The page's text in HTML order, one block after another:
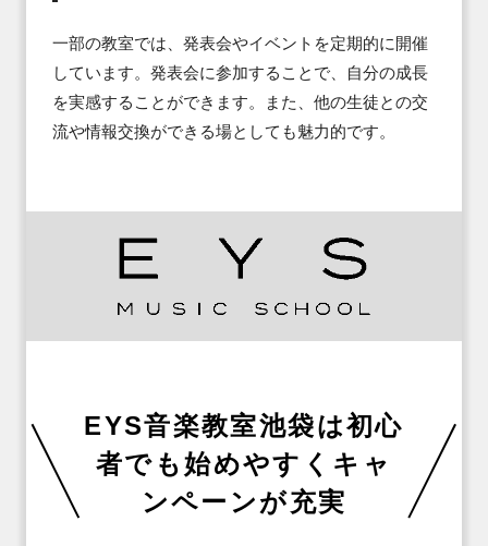
一部の教室では、発表会やイベントを定期的に開催
しています。発表会に参加することで、自分の成長
を実感することができます。また、他の生徒との交
流や情報交換ができる場としても魅力的です。
EYS音楽教室池袋は初心
者でも始めやすくキャ
ンペーンが充実